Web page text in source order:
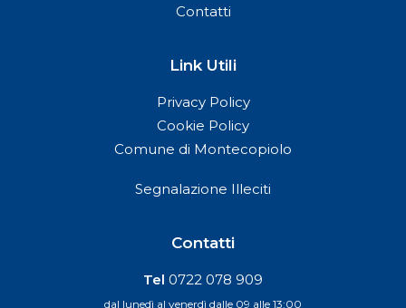
Contatti
Link Utili
Privacy Policy
Cookie Policy
Comune di Montecopiolo
Segnalazione Illeciti
Contatti
Tel 0722 078 909
dal lunedì al venerdì dalle 09 alle 13:00